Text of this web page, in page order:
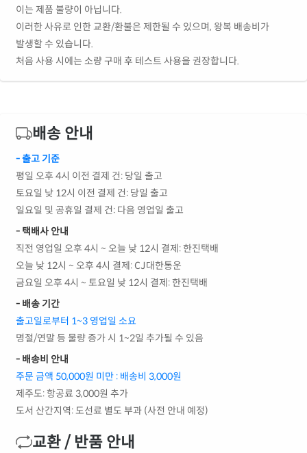
이는 제품 불량이 아닙니다.
이러한 사유로 인한 교환/환불은 제한될 수 있으며, 왕복 배송비가
발생할 수 있습니다.
처음 사용 시에는 소량 구매 후 테스트 사용을 권장합니다.
배송 안내
- 출고 기준
평일 오후 4시 이전 결제 건: 당일 출고
토요일 낮 12시 이전 결제 건: 당일 출고
일요일 및 공휴일 결제 건: 다음 영업일 출고
- 택배사 안내
직전 영업일 오후 4시 ~ 오늘 낮 12시 결제: 한진택배
오늘 낮 12시 ~ 오후 4시 결제: CJ대한통운
금요일 오후 4시 ~ 토요일 낮 12시 결제: 한진택배
- 배송 기간
출고일로부터 1~3 영업일 소요
명절/연말 등 물량 증가 시 1~2일 추가될 수 있음
- 배송비 안내
주문 금액 50,000원 미만 : 배송비 3,000원
제주도: 항공료 3,000원 추가
도서 산간지역: 도선료 별도 부과 (사전 안내 예정)
교환 / 반품 안내